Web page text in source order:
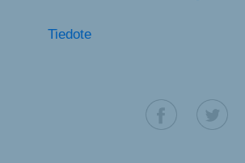
Tiedote